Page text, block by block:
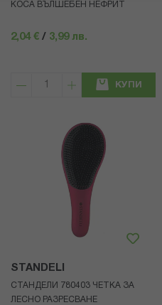
КОСА ВЪЛШЕБЕН НЕФРИТ
2,04 € / 3,99 лв.
КУПИ
STANDELI
СТАНДЕЛИ 780403 ЧЕТКА ЗА
ЛЕСНО РАЗРЕСВАНЕ